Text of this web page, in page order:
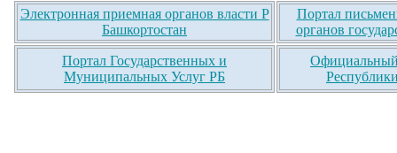
Электронная приемная органов власти Р
Башкортостан
Портал
органов
Портал Государственных и
Муниципальных Услуг РБ
Официальный